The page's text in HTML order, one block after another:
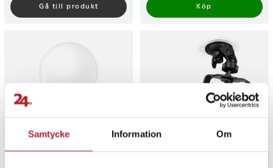
Samtycke Information Om
Gå till produkt
Köp